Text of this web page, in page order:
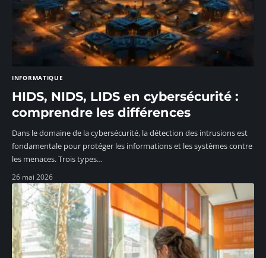
INFORMATIQUE
HIDS, NIDS, LIDS en cybersécurité :
comprendre les différences
Dans le domaine de la cybersécurité, la détection des intrusions est
fondamentale pour protéger les informations et les systèmes contre
les menaces. Trois types…
26 mai 2026